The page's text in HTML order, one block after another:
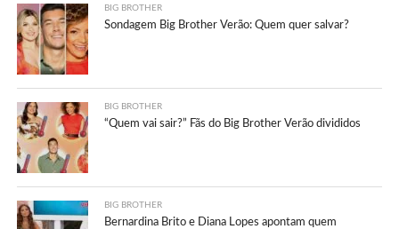
BIG BROTHER
Sondagem Big Brother Verão: Quem quer salvar?
BIG BROTHER
“Quem vai sair?” Fãs do Big Brother Verão divididos
BIG BROTHER
Bernardina Brito e Diana Lopes apontam quem